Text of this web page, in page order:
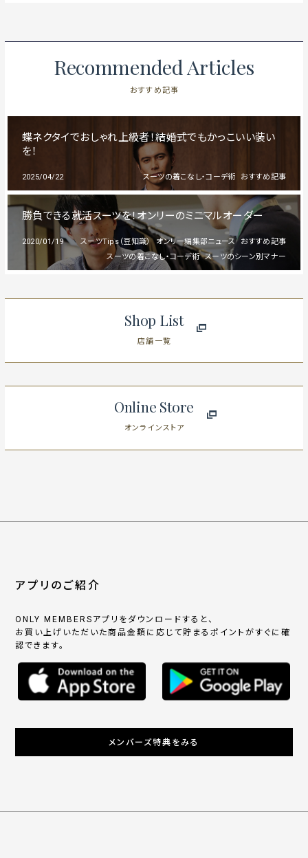
Recommended Articles
おすすめ記事
蝶ネクタイでおしゃれ上級者！結婚式でもかっこいい装い
を！
2025/04/22 おすすめ記事
スーツの着こなし・コーデ術
勝負できる就活スーツを！オンリーのミニマルオーダー
2020/01/19 おすすめ記事
オンリー編集部ニュース
スーツTips（豆知識）
スーツのシーン別マナー
スーツの着こなし・コーデ術
Shop List
店舗一覧
Online Store
オンラインストア
アプリのご紹介
ONLY MEMBERSアプリをダウンロードすると、
お買い上げいただいた商品金額に応じて貯まるポイントがすぐに確
認できます。
メンバーズ特典をみる